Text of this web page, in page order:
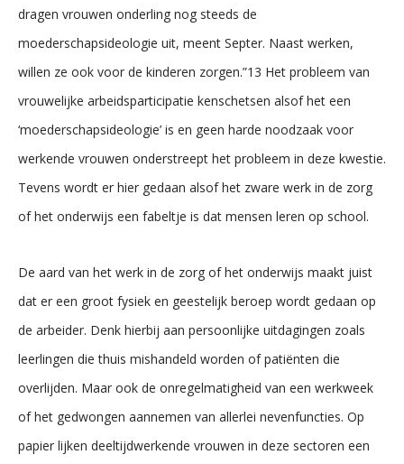
dragen vrouwen onderling nog steeds de
moederschapsideologie uit, meent Septer. Naast werken,
willen ze ook voor de kinderen zorgen.”13 Het probleem van
vrouwelijke arbeidsparticipatie kenschetsen alsof het een
‘moederschapsideologie’ is en geen harde noodzaak voor
werkende vrouwen onderstreept het probleem in deze kwestie.
Tevens wordt er hier gedaan alsof het zware werk in de zorg
of het onderwijs een fabeltje is dat mensen leren op school.
De aard van het werk in de zorg of het onderwijs maakt juist
dat er een groot fysiek en geestelijk beroep wordt gedaan op
de arbeider. Denk hierbij aan persoonlijke uitdagingen zoals
leerlingen die thuis mishandeld worden of patiënten die
overlijden. Maar ook de onregelmatigheid van een werkweek
of het gedwongen aannemen van allerlei nevenfuncties. Op
papier lijken deeltijdwerkende vrouwen in deze sectoren een